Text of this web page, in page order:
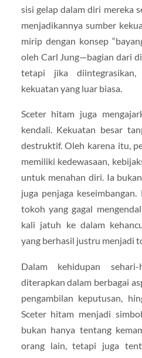
sisi gelap dalam diri mereka
menjadikannya sumber
mirip dengan konsep
oleh Carl Jung—bagian dari
tetapi jika
kekuatan yang luar biasa.
Sceter hitam juga
kendali. Kekuatan besar
destruktif. Oleh karena itu,
memiliki kedewasaan,
untuk menahan diri. Ia
juga penjaga
tokoh yang gagal
kali jatuh ke dalam
yang berhasil justru menjadi
Dalam kehidupan
diterapkan dalam berbagai
pengambilan keputusan,
Sceter hitam menjadi
bukan hanya tentang
orang lain, tetapi juga